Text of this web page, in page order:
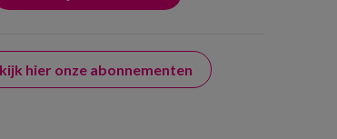
hier onze abonnementen